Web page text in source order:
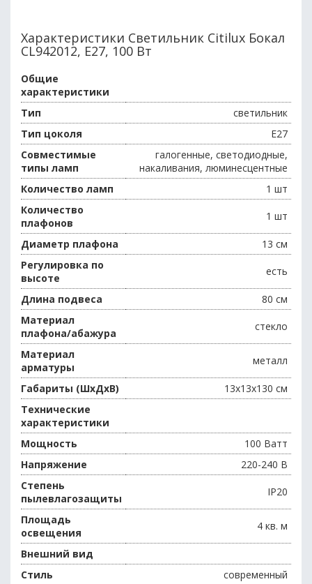
Характеристики Светильник Citilux Бокал
CL942012, E27, 100 Вт
Общие
характеристики
Тип
светильник
Тип цоколя
E27
Совместимые
типы ламп
галогенные, светодиодные,
накаливания, люминесцентные
Количество ламп
1 шт
Количество
плафонов
1 шт
Диаметр плафона
13 см
Регулировка по
высоте
есть
Длина подвеса
80 см
Материал
плафона/абажура
стекло
Материал
арматуры
металл
Габариты (ШхДхВ)
13x13x130 см
Технические
характеристики
Мощность
100 Ватт
Напряжение
220-240 В
Степень
пылевлагозащиты
IP20
Площадь
освещения
4 кв. м
Внешний вид
Стиль
современный